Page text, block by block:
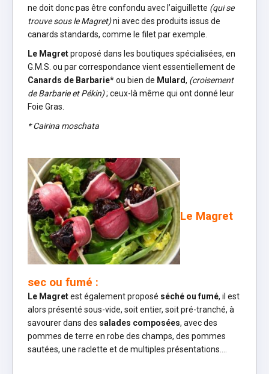
ne doit donc pas être confondu avec l’aiguillette (qui se
trouve sous le Magret)ni avec des produits issus de
canards standards, comme le filet par exemple.
Le Magretproposé dans les boutiques spécialisées, en
G.M.S. ou par correspondance vient essentiellement de
Canards de Barbarie*ou bien de Mulard, (croisement
de Barbarie et Pékin); ceux-là même qui ont donné leur
Foie Gras.
* Cairina moschata
Le Magret
sec ou fumé :
Le Magretest également proposé séché ou fumé, il est
alors présenté sous-vide, soit entier, soit pré-tranché, à
savourer dans des salades composées, avec des
pommes de terre en robe des champs, des pommes
sautées, une raclette et de multiples présentations….